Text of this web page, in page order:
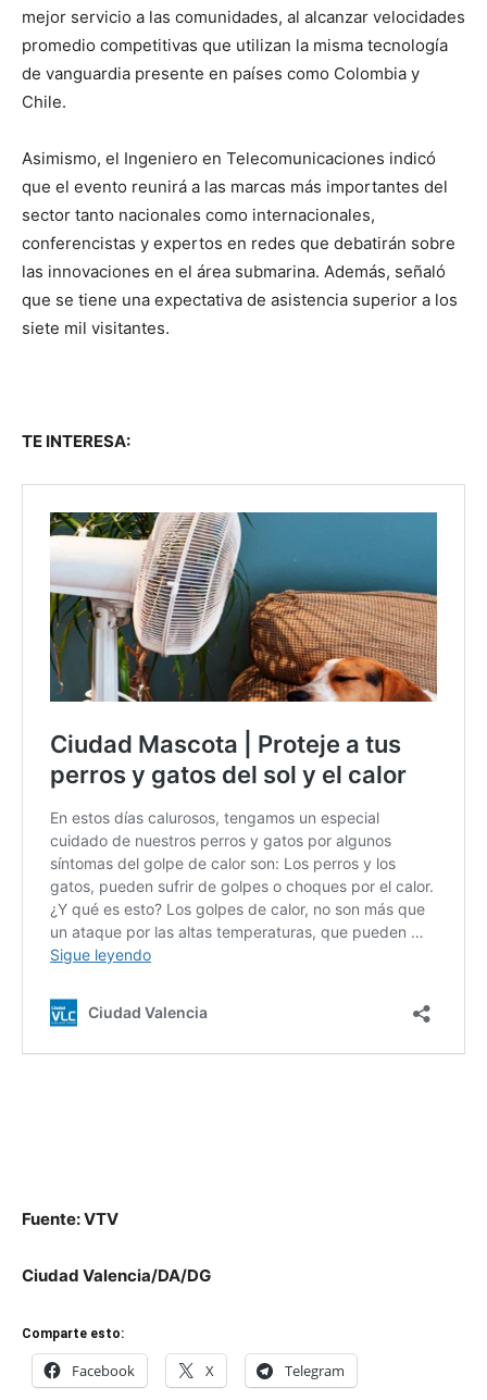
mejor servicio a las comunidades, al alcanzar velocidades
promedio competitivas que utilizan la misma tecnología
de vanguardia presente en países como Colombia y
Chile.
Asimismo, el Ingeniero en Telecomunicaciones indicó
que el evento reunirá a las marcas más importantes del
sector tanto nacionales como internacionales,
conferencistas y expertos en redes que debatirán sobre
las innovaciones en el área submarina. Además, señaló
que se tiene una expectativa de asistencia superior a los
siete mil visitantes.
TE INTERESA:
Fuente: VTV
Ciudad Valencia/DA/DG
Comparte esto:
Facebook X Telegram